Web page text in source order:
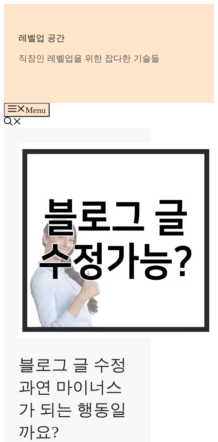
레벨업 공간
직장인 레벨업을 위한 잡다한 기술들
Menu
블로그 글 수정
과연 마이너스
가 되는 행동일
까요?